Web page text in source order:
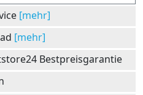
[mehr]
[mehr]
Bestpreisgarantie